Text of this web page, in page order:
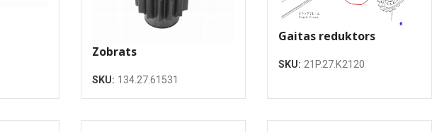
Zobrats
SKU: 134.27.61531
Gaitas reduktors
SKU:21P.27.K2120